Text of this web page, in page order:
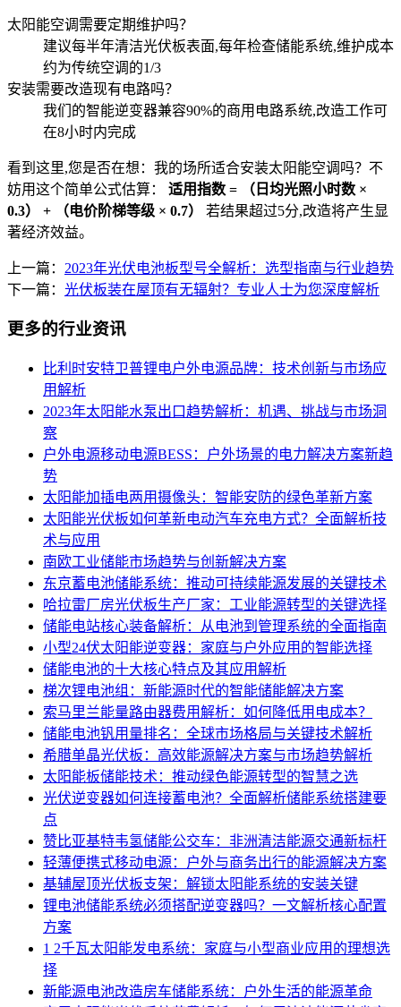
太阳能空调需要定期维护吗？
建议每半年清洁光伏板表面,每年检查储能系统,维护成本
约为传统空调的1/3
安装需要改造现有电路吗？
我们的智能逆变器兼容90%的商用电路系统,改造工作可
在8小时内完成
看到这里,您是否在想：我的场所适合安装太阳能空调吗？不
妨用这个简单公式估算： 适用指数 = （日均光照小时数 ×
0.3） + （电价阶梯等级 × 0.7）
若结果超过5分,改造将产生显
著经济效益。
上一篇： 2023年光伏电池板型号全解析：选型指南与行业趋势
下一篇： 光伏板装在屋顶有无辐射？专业人士为您深度解析
更多的行业资讯
比利时安特卫普锂电户外电源品牌：技术创新与市场应
用解析
2023年太阳能水泵出口趋势解析：机遇、挑战与市场洞
察
户外电源移动电源BESS：户外场景的电力解决方案新趋
势
太阳能加插电两用摄像头：智能安防的绿色革新方案
太阳能光伏板如何革新电动汽车充电方式？全面解析技
术与应用
南欧工业储能市场趋势与创新解决方案
东京蓄电池储能系统：推动可持续能源发展的关键技术
哈拉雷厂房光伏板生产厂家：工业能源转型的关键选择
储能电站核心装备解析：从电池到管理系统的全面指南
小型24伏太阳能逆变器：家庭与户外应用的智能选择
储能电池的十大核心特点及其应用解析
梯次锂电池组：新能源时代的智能储能解决方案
索马里兰能量路由器费用解析：如何降低用电成本？
储能电池钒用量排名：全球市场格局与关键技术解析
希腊单晶光伏板：高效能源解决方案与市场趋势解析
太阳能板储能技术：推动绿色能源转型的智慧之选
光伏逆变器如何连接蓄电池？全面解析储能系统搭建要
点
赞比亚基特韦氢储能公交车：非洲清洁能源交通新标杆
轻薄便携式移动电源：户外与商务出行的能源解决方案
基辅屋顶光伏板支架：解锁太阳能系统的安装关键
锂电池储能系统必须搭配逆变器吗？一文解析核心配置
方案
1 2千瓦太阳能发电系统：家庭与小型商业应用的理想选
择
新能源电池改造房车储能系统：户外生活的能源革命